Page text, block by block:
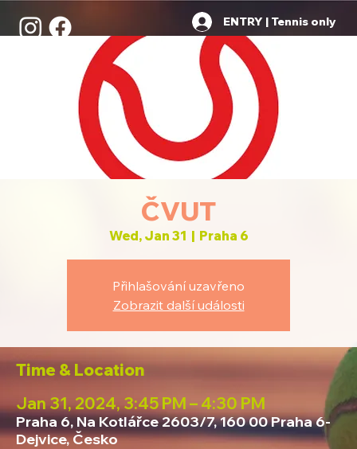
ENTRY | Tennis only
ČVUT
Wed, Jan 31
  |
Praha 6
Přihlašování uzavřeno
Zobrazit další události
Time & Location
Jan 31, 2024, 3:45 PM – 4:30 PM
Praha 6, Na Kotlářce 2603/7, 160 00 Praha 6-
Dejvice, Česko